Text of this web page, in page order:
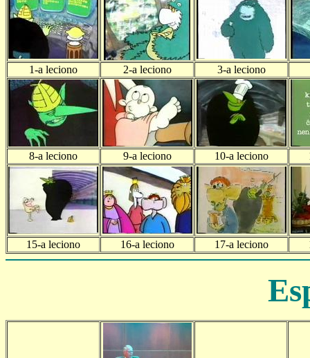
1-a leciono 2-a leciono 3-a leciono
8-a leciono 9-a leciono 10-a leciono
15-a leciono 16-a leciono 17-a leciono